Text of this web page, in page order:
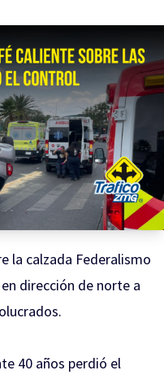
la calzada Federalismo
dirección de norte a
40 años perdió el